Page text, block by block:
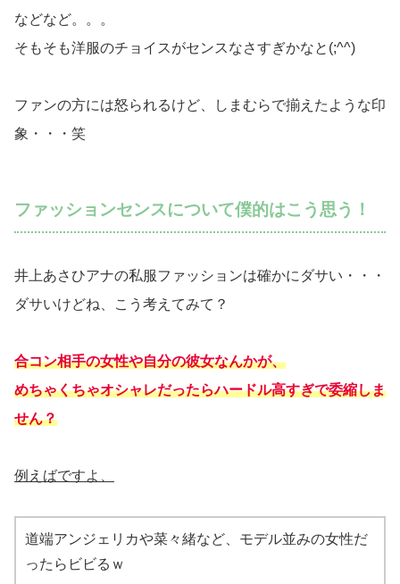
などなど。。。
そもそも洋服のチョイスがセンスなさすぎかなと(;^^)
ファンの方には怒られるけど、しまむらで揃えたような印
象・・・笑
ファッションセンスについて僕的はこう思う！
井上あさひアナの私服ファッションは確かにダサい・・・
ダサいけどね、こう考えてみて？
合コン相手の女性や自分の彼女なんかが、
めちゃくちゃオシャレだったらハードル高すぎで委縮しま
せん？
例えばですよ、
道端アンジェリカや菜々緒など、モデル並みの女性だ
ったらビビるｗ